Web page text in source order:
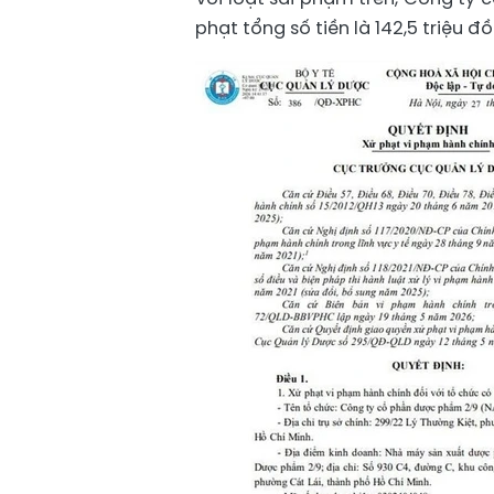
phạt tổng số tiền là 142,5 triệu